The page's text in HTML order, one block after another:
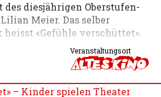
des diesjährigen Oberstufen-
Meier. Das selber
heisst «Gefühle verschüttet».
Veranstaltungsort